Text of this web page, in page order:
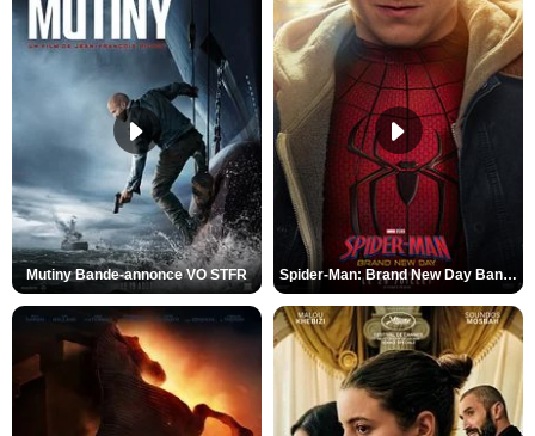
Mutiny Bande-annonce VO STFR Spider-Man: Brand New Day Bande-annonce VO STFR